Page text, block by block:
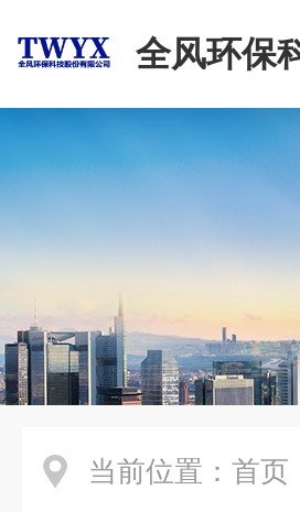
全风环保
当前位置： 首页